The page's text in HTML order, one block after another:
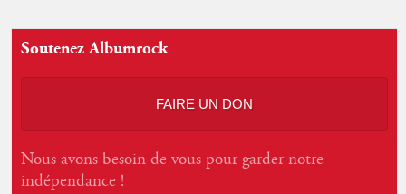
Soutenez Albumrock
FAIRE UN DON
Nous avons besoin de vous pour garder notre
indépendance !